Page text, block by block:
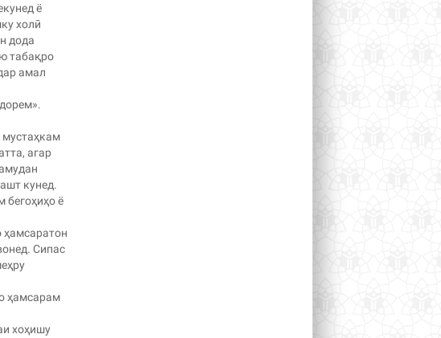
ё
холӣ
дода
табақро
амал
мустаҳкам
агар
кунед.
бегоҳиҳо ё
ҳамсаратон
Сипас
ҳамсарам
хоҳишу